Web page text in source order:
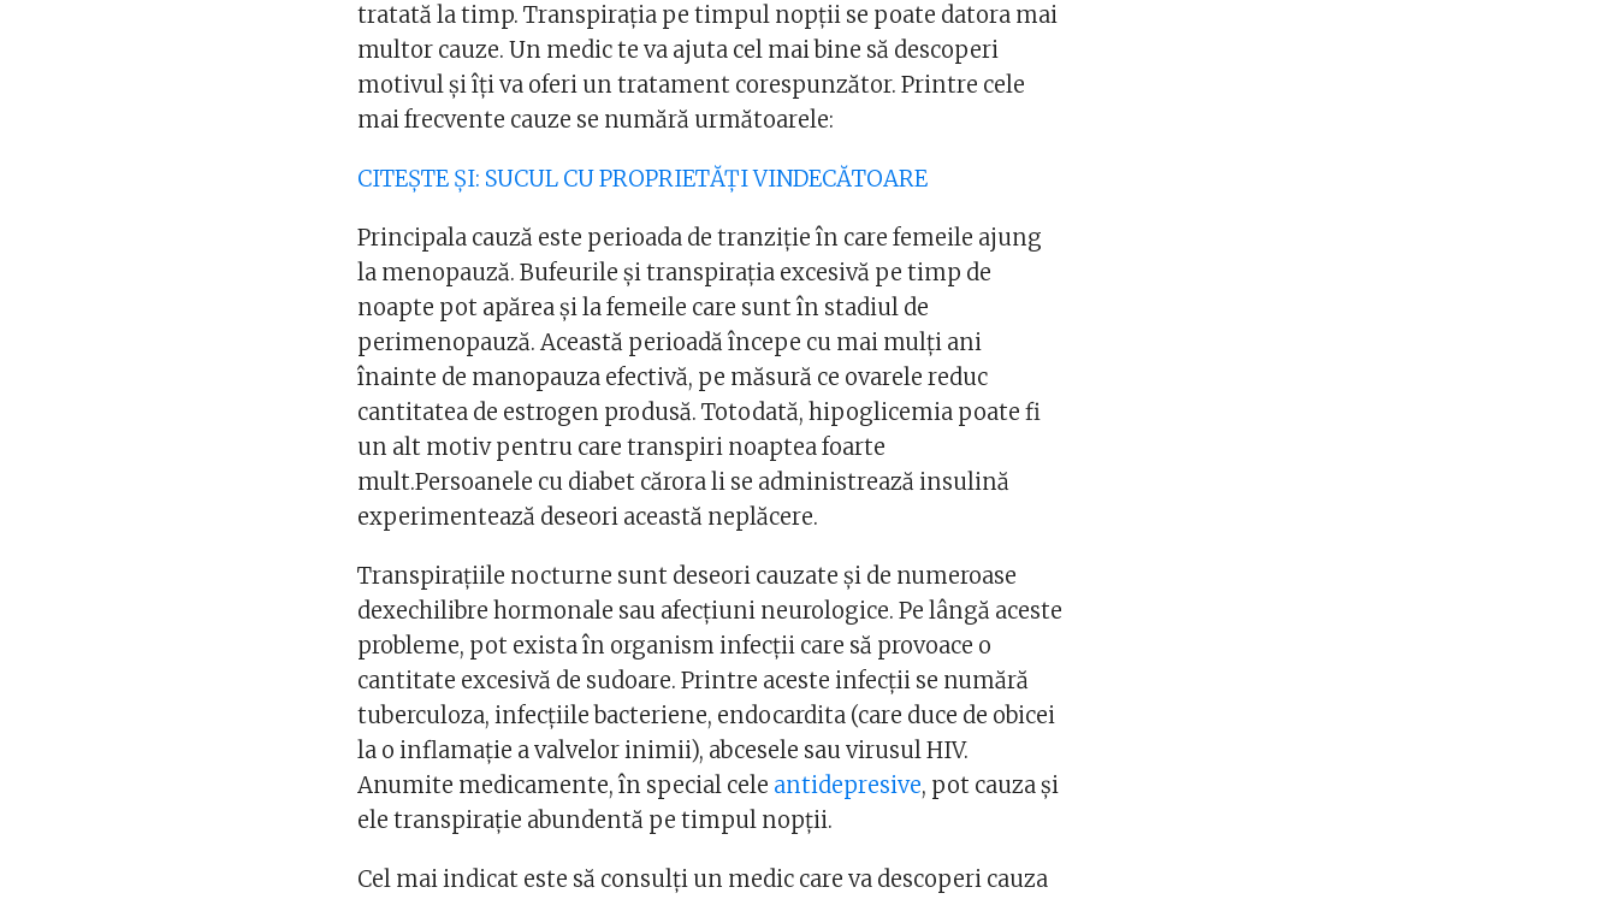
tratată la timp. Transpirația pe timpul nopții se poate datora mai
multor cauze. Un medic te va ajuta cel mai bine să descoperi
motivul și îți va oferi un tratament corespunzător. Printre cele
mai frecvente cauze se numără următoarele:
CITEȘTE ȘI: SUCUL CU PROPRIETĂȚI VINDECĂTOARE
Principala cauză este perioada de tranziție în care femeile ajung
la menopauză. Bufeurile și transpirația excesivă pe timp de
noapte pot apărea și la femeile care sunt în stadiul de
perimenopauză. Această perioadă începe cu mai mulți ani
înainte de manopauza efectivă, pe măsură ce ovarele reduc
cantitatea de estrogen produsă. Totodată, hipoglicemia poate fi
un alt motiv pentru care transpiri noaptea foarte
mult.Persoanele cu diabet cărora li se administrează insulină
experimentează deseori această neplăcere.
Transpirațiile nocturne sunt deseori cauzate și de numeroase
dexechilibre hormonale sau afecțiuni neurologice. Pe lângă aceste
probleme, pot exista în organism infecții care să provoace o
cantitate excesivă de sudoare. Printre aceste infecții se numără
tuberculoza, infecțiile bacteriene, endocardita (care duce de obicei
la o inflamație a valvelor inimii), abcesele sau virusul HIV.
Anumite medicamente, în special cele antidepresive, pot cauza și
ele transpirație abundentă pe timpul nopții.
Cel mai indicat este să consulți un medic care va descoperi cauza